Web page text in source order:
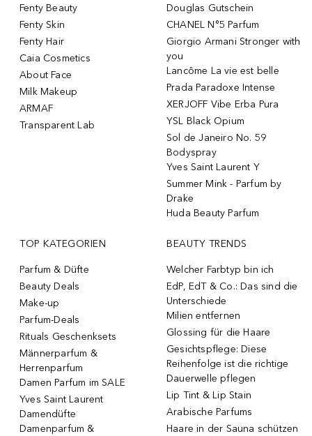
Fenty Beauty
Fenty Skin
Fenty Hair
Caia Cosmetics
About Face
Milk Makeup
ARMAF
Transparent Lab
Douglas Gutschein
CHANEL N°5 Parfum
Giorgio Armani Stronger with
you
Lancôme La vie est belle
Prada Paradoxe Intense
XERJOFF Vibe Erba Pura
YSL Black Opium
Sol de Janeiro No. 59
Bodyspray
Yves Saint Laurent Y
Summer Mink - Parfum by
Drake
Huda Beauty Parfum
TOP KATEGORIEN
Parfum & Düfte
Beauty Deals
Make-up
Parfum-Deals
Rituals Geschenksets
Männerparfum &
Herrenparfum
Damen Parfum im SALE
Yves Saint Laurent
Damendüfte
Damenparfum &
BEAUTY TRENDS
Welcher Farbtyp bin ich
EdP, EdT & Co.: Das sind die
Unterschiede
Milien entfernen
Glossing für die Haare
Gesichtspflege: Diese
Reihenfolge ist die richtige
Dauerwelle pflegen
Lip Tint & Lip Stain
Arabische Parfums
Haare in der Sauna schützen